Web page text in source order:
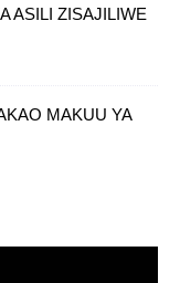
ASILI ZISAJILIWE
MAKUU YA